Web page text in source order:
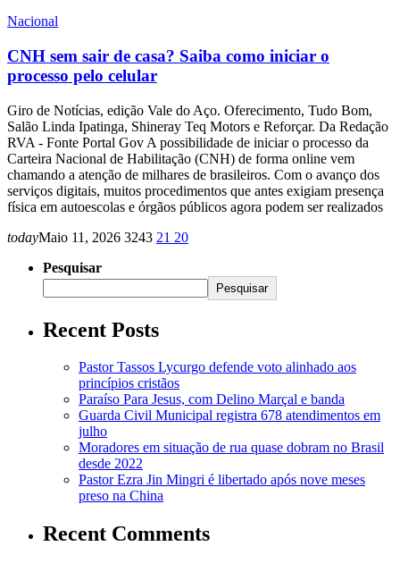
Nacional
CNH sem sair de casa? Saiba como iniciar o
processo pelo celular
Giro de Notícias, edição Vale do Aço. Oferecimento, Tudo Bom,
Salão Linda Ipatinga, Shineray Teq Motors e Reforçar. Da Redação
RVA - Fonte Portal Gov A possibilidade de iniciar o processo da
Carteira Nacional de Habilitação (CNH) de forma online vem
chamando a atenção de milhares de brasileiros. Com o avanço dos
serviços digitais, muitos procedimentos que antes exigiam presença
física em autoescolas e órgãos públicos agora podem ser realizados
todayMaio 11, 2026 3243 21 20
Pesquisar
Pesquisar
Recent Posts
Pastor Tassos Lycurgo defende voto alinhado aos
princípios cristãos
Paraíso Para Jesus, com Delino Marçal e banda
Guarda Civil Municipal registra 678 atendimentos em
julho
Moradores em situação de rua quase dobram no Brasil
desde 2022
Pastor Ezra Jin Mingri é libertado após nove meses
preso na China
Recent Comments